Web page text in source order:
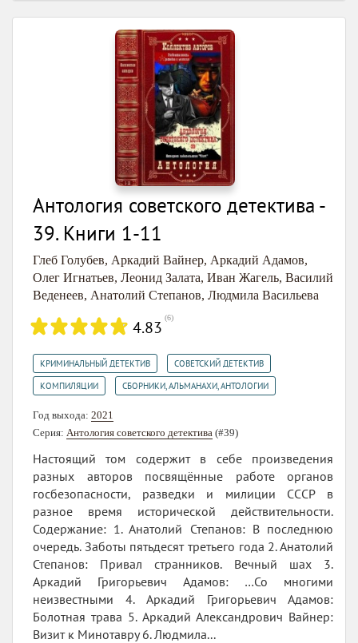
Антология советского детектива -
39. Книги 1-11
Глеб Голубев, Аркадий Вайнер, Аркадий Адамов,
Олег Игнатьев, Леонид Залата, Иван Жагель, Василий
Веденеев, Анатолий Степанов, Людмила Васильева
4.83 (6)
КРИМИНАЛЬНЫЙ ДЕТЕКТИВ СОВЕТСКИЙ ДЕТЕКТИВ
КОМПИЛЯЦИИ СБОРНИКИ, АЛЬМАНАХИ, АНТОЛОГИИ
Год выхода: 2021
Серия: Антология советского детектива (#39)
Настоящий том содержит в себе произведения
разных авторов посвящённые работе органов
госбезопасности, разведки и милиции СССР в
разное время исторической действительности.
Содержание: 1. Анатолий Степанов: В последнюю
очередь. Заботы пятьдесят третьего года 2. Анатолий
Степанов: Привал странников. Вечный шах 3.
Аркадий Григорьевич Адамов: …Со многими
неизвестными 4. Аркадий Григорьевич Адамов:
Болотная трава 5. Аркадий Александрович Вайнер:
Визит к Минотавру 6. Людмила...